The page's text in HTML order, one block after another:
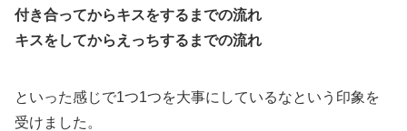
付き合ってからキスをするまでの流れ
キスをしてからえっちするまでの流れ
といった感じで1つ1つを大事にしているなという印象を
受けました。